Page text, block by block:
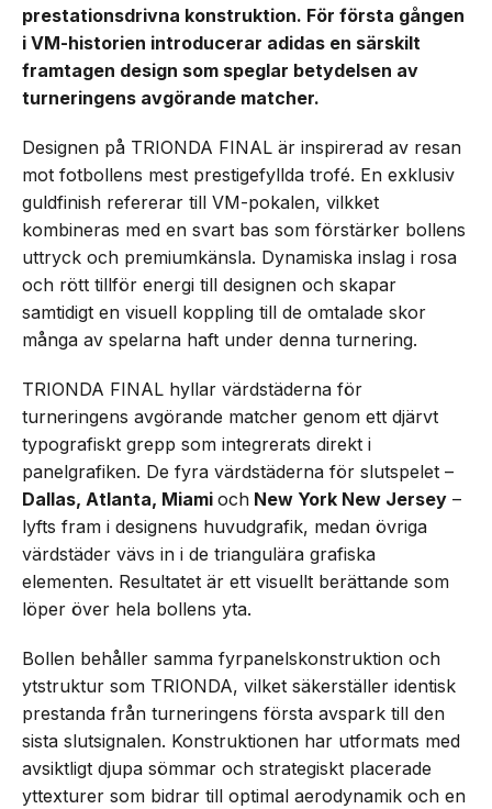
prestationsdrivna konstruktion. För första gången
i VM-historien introducerar adidas en särskilt
framtagen design som speglar betydelsen av
turneringens avgörande matcher.
Designen på TRIONDA FINAL är inspirerad av resan
mot fotbollens mest prestigefyllda trofé. En exklusiv
guldfinish refererar till VM-pokalen, vilkket
kombineras med en svart bas som förstärker bollens
uttryck och premiumkänsla. Dynamiska inslag i rosa
och rött tillför energi till designen och skapar
samtidigt en visuell koppling till de omtalade skor
många av spelarna haft under denna turnering.
TRIONDA FINAL hyllar värdstäderna för
turneringens avgörande matcher genom ett djärvt
typografiskt grepp som integrerats direkt i
panelgrafiken. De fyra värdstäderna för slutspelet –
Dallas, Atlanta, Miami och New York New Jersey –
lyfts fram i designens huvudgrafik, medan övriga
värdstäder vävs in i de triangulära grafiska
elementen. Resultatet är ett visuellt berättande som
löper över hela bollens yta.
Bollen behåller samma fyrpanelskonstruktion och
ytstruktur som TRIONDA, vilket säkerställer identisk
prestanda från turneringens första avspark till den
sista slutsignalen. Konstruktionen har utformats med
avsiktligt djupa sömmar och strategiskt placerade
yttexturer som bidrar till optimal aerodynamik och en